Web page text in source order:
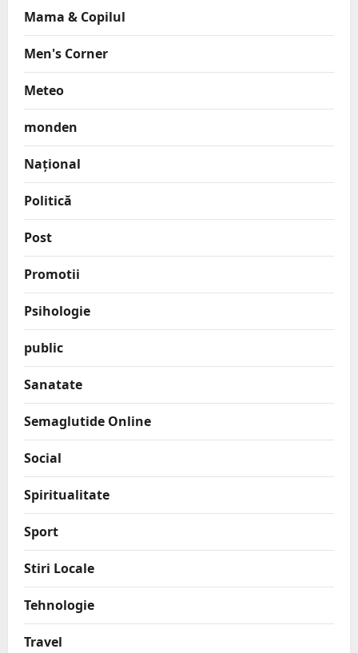
Mama & Copilul
Men's Corner
Meteo
monden
Național
Politică
Post
Promotii
Psihologie
public
Sanatate
Semaglutide Online
Social
Spiritualitate
Sport
Stiri Locale
Tehnologie
Travel